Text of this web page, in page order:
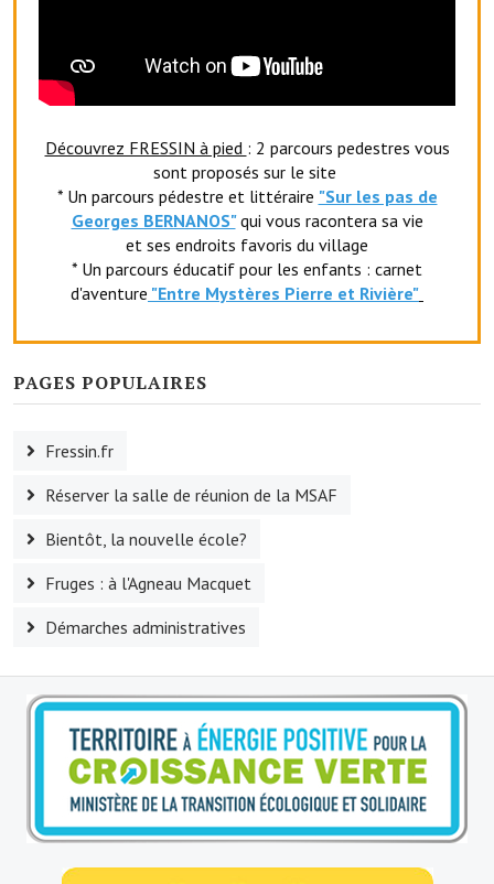
Maison des services et des associations fressinoises
VILLE ACTIVE
Village culturel
La société musicale de l'Avenir Fressinois
La troupe théâtrale de l'Avenir Fressinois
L'association du château
Le club de l'amitié
L'association Avotra-France
Le foyer de la Planquette
L'association des anciens sapeurs-pompiers volontaires
Village sportif
L'US Crequy Fressin
La société de chasse
La société de pêche
Découvrez FRESSIN à pied : 2 parcours pedestres vous
sont proposés sur le site
* Un parcours pédestre et littéraire "Sur les pas de
Georges BERNANOS" qui vous racontera sa vie
et ses endroits favoris du village
* Un parcours éducatif pour les enfants : carnet
d'aventure "Entre Mystères Pierre et Rivière"
PAGES POPULAIRES
Fressin.fr
Réserver la salle de réunion de la MSAF
Bientôt, la nouvelle école?
Fruges : à l'Agneau Macquet
Démarches administratives